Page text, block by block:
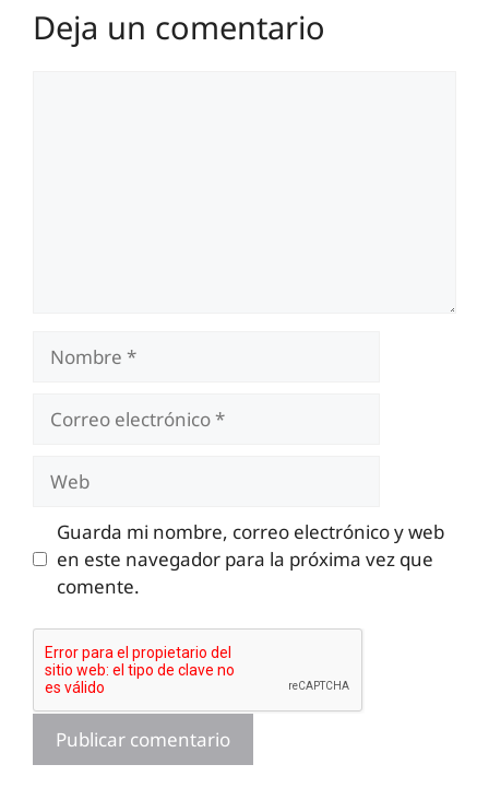
Deja un comentario
Nombre
Correo
electrónico
Guarda mi nombre, correo electrónico y web
en este navegador para la próxima vez que
comente.